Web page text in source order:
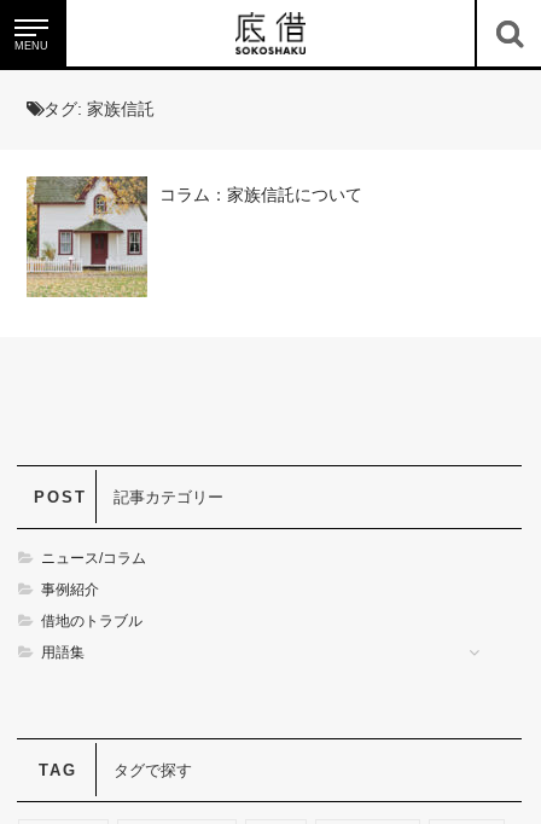
MENU
タグ:家族信託
コラム：家族信託について
記事カテゴリー
ニュース/コラム
事例紹介
借地のトラブル
用語集
タグで探す